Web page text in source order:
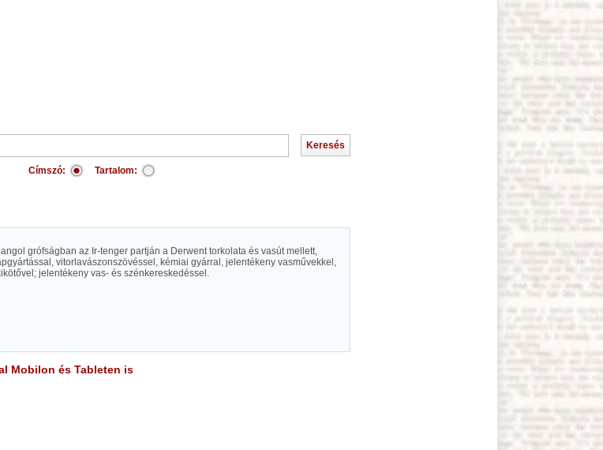
Címszó: Tartalom:
grófságban az Ir-tenger partján a Derwent torkolata és vasút mellett,
vitorlavászonszövéssel, kémiai gyárral, jelentékeny vasművekkel,
jelentékeny vas- és szénkereskedéssel.
Mobilon és Tableten is